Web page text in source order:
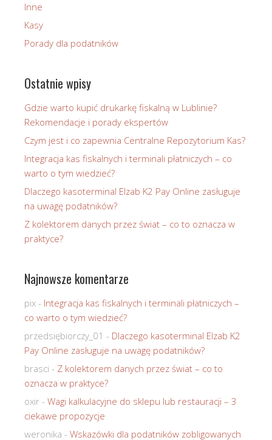
Inne
Kasy
Porady dla podatników
Ostatnie wpisy
Gdzie warto kupić drukarkę fiskalną w Lublinie?
Rekomendacje i porady ekspertów
Czym jest i co zapewnia Centralne Repozytorium Kas?
Integracja kas fiskalnych i terminali płatniczych – co
warto o tym wiedzieć?
Dlaczego kasoterminal Elzab K2 Pay Online zasługuje
na uwagę podatników?
Z kolektorem danych przez świat – co to oznacza w
praktyce?
Najnowsze komentarze
pix - Integracja kas fiskalnych i terminali płatniczych –
co warto o tym wiedzieć?
przedsiębiorczy_01 - Dlaczego kasoterminal Elzab K2
Pay Online zasługuje na uwagę podatników?
brasci - Z kolektorem danych przez świat – co to
oznacza w praktyce?
oxir - Wagi kalkulacyjne do sklepu lub restauracji – 3
ciekawe propozycje
weronika - Wskazówki dla podatników zobligowanych